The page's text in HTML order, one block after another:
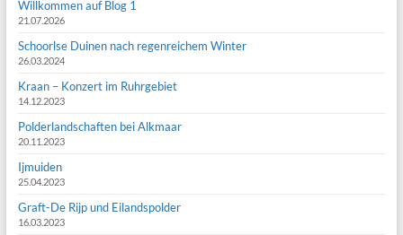
Willkommen auf Blog 1
21.07.2026
Schoorlse Duinen nach regenreichem Winter
26.03.2024
Kraan – Konzert im Ruhrgebiet
14.12.2023
Polderlandschaften bei Alkmaar
20.11.2023
Ijmuiden
25.04.2023
Graft-De Rijp und Eilandspolder
16.03.2023